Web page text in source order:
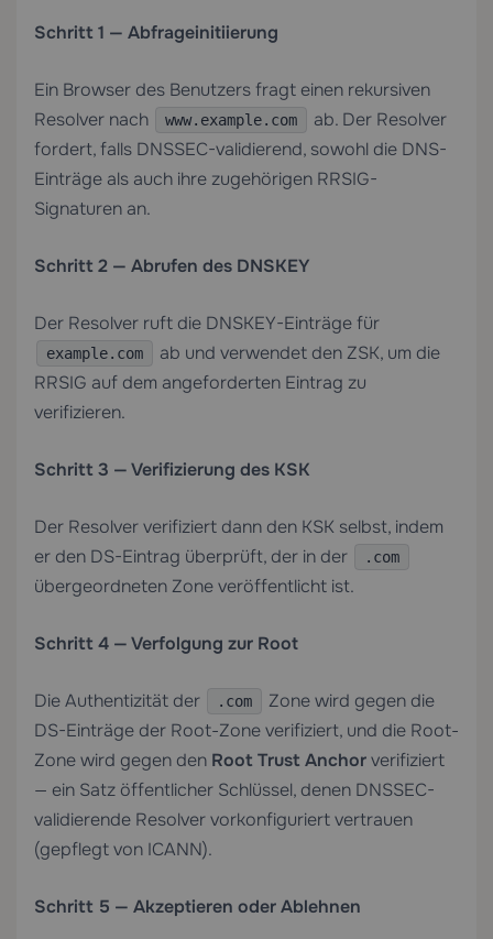
Schritt 1 — Abfrageinitiierung
Ein Browser des Benutzers fragt einen rekursiven
Resolver nach
www.example.com
ab. Der Resolver
fordert, falls DNSSEC-validierend, sowohl die DNS-
Einträge als auch ihre zugehörigen RRSIG-
Signaturen an.
Schritt 2 — Abrufen des DNSKEY
Der Resolver ruft die DNSKEY-Einträge für
example.com
ab und verwendet den ZSK, um die
RRSIG auf dem angeforderten Eintrag zu
verifizieren.
Schritt 3 — Verifizierung des KSK
Der Resolver verifiziert dann den KSK selbst, indem
er den DS-Eintrag überprüft, der in der
.com
übergeordneten Zone veröffentlicht ist.
Schritt 4 — Verfolgung zur Root
Die Authentizität der .com
Zone wird gegen die
DS-Einträge der Root-Zone verifiziert, und die Root-
Zone wird gegen den Root Trust Anchorverifiziert
— ein Satz öffentlicher Schlüssel, denen DNSSEC-
validierende Resolver vorkonfiguriert vertrauen
(gepflegt von ICANN).
Schritt 5 — Akzeptieren oder Ablehnen